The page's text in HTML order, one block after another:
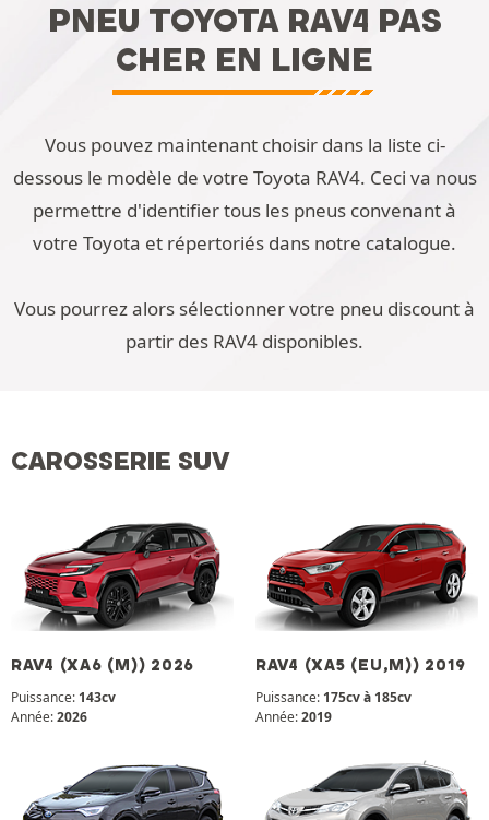
PNEU TOYOTA RAV4 PAS
CHER EN LIGNE
Vous pouvez maintenant choisir dans la liste ci-
dessous le modèle de votre Toyota RAV4. Ceci va nous
permettre d'identifier tous les pneus convenant à
votre Toyota et répertoriés dans notre catalogue.
Vous pourrez alors sélectionner votre pneu discount à
partir des RAV4 disponibles.
CAROSSERIE SUV
RAV4 (XA6 (M)) 2026
Puissance: 143cv
Année:2026
RAV4 (XA5 (EU,M)) 2019
Puissance: 175cv à 185cv
Année:2019